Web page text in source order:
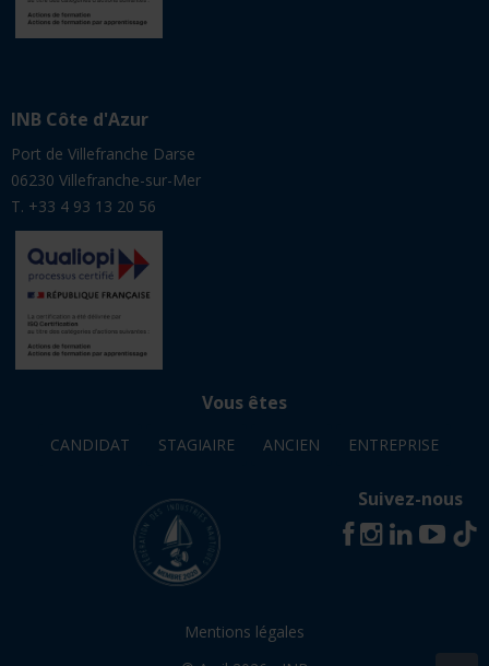
INB Côte d'Azur
Port de Villefranche Darse
06230 Villefranche-sur-Mer
T. +33 4 93 13 20 56
Vous êtes
CANDIDAT STAGIAIRE ANCIEN ENTREPRISE
Suivez-nous
Mentions légales